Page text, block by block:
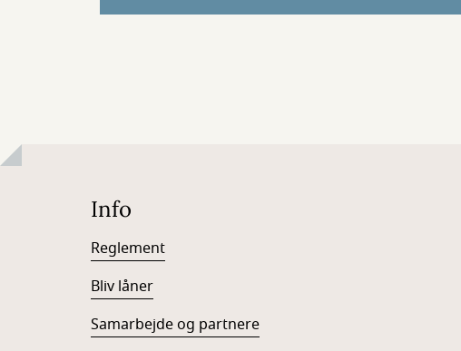
Info
Reglement
Bliv låner
Samarbejde og partnere